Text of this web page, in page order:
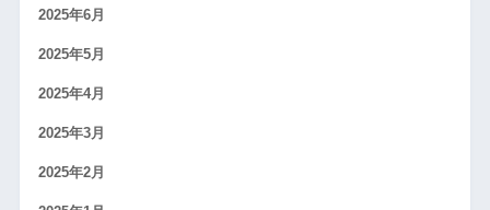
2025年6月
2025年5月
2025年4月
2025年3月
2025年2月